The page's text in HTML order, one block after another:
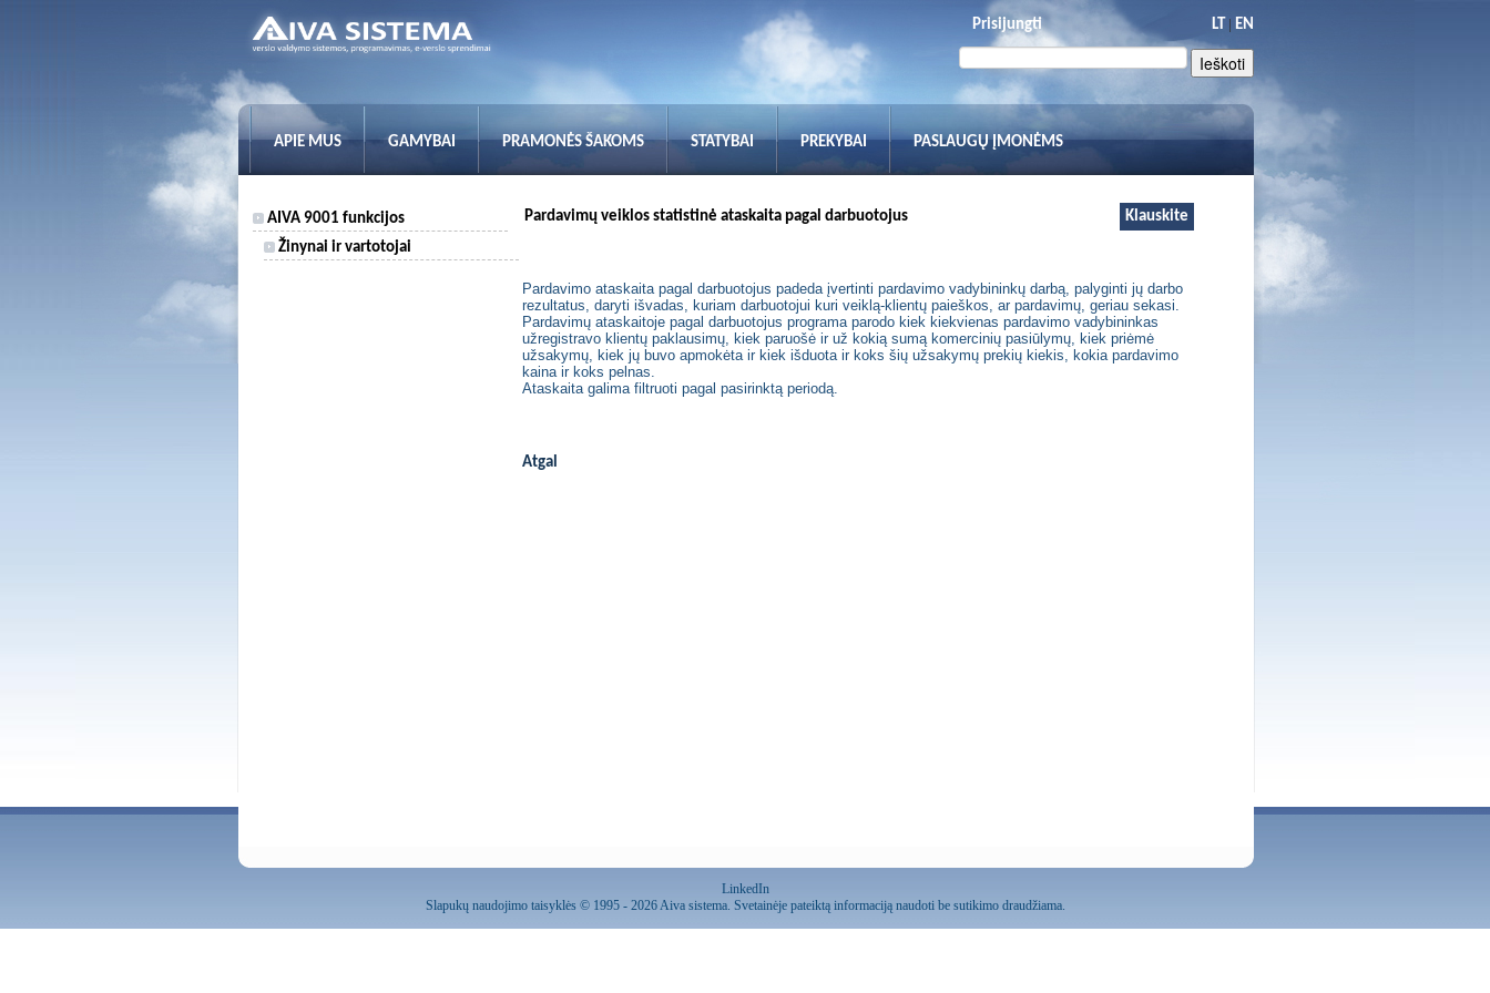
Prisijungti LT| EN
APIE MUS GAMYBAI PRAMONĖS ŠAKOMS STATYBAI PREKYBAI PASLAUGŲ ĮMONĖMS
AIVA 9001 funkcijos
Žinynai ir vartotojai
Pardavimų veiklos statistinė ataskaita pagal darbuotojus Klauskite
Pardavimo ataskaita pagal darbuotojus padeda įvertinti pardavimo vadybininkų darbą, palyginti jų darbo
rezultatus, daryti išvadas, kuriam darbuotojui kuri veiklą-klientų paieškos, ar pardavimų, geriau sekasi.
Pardavimų ataskaitoje pagal darbuotojus programa parodo kiek kiekvienas pardavimo vadybininkas
užregistravo klientų paklausimų, kiek paruošė ir už kokią sumą komercinių pasiūlymų, kiek priėmė
užsakymų, kiek jų buvo apmokėta ir kiek išduota ir koks šių užsakymų prekių kiekis, kokia pardavimo
kaina ir koks pelnas.
Ataskaita galima filtruoti pagal pasirinktą periodą.
Atgal
LinkedIn
Slapukų naudojimo taisyklės© 1995 - 2026 Aiva sistema. Svetainėje pateiktą informaciją naudoti be sutikimo draudžiama.